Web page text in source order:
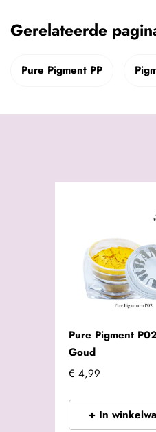
Gerelateerde
Pure Pigment PP
Pure Pigment
Goud
€ 4,99
+ In